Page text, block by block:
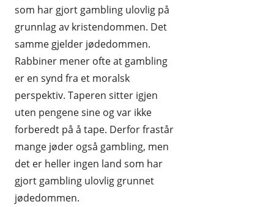
som har gjort gambling ulovlig på
grunnlag av kristendommen. Det
samme gjelder jødedommen.
Rabbiner mener ofte at gambling
er en synd fra et moralsk
perspektiv. Taperen sitter igjen
uten pengene sine og var ikke
forberedt på å tape. Derfor frastår
mange jøder også gambling, men
det er heller ingen land som har
gjort gambling ulovlig grunnet
jødedommen.